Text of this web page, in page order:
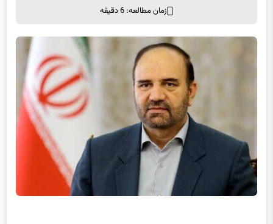
آذربایجان شرقی
شناسه خبر: 488820